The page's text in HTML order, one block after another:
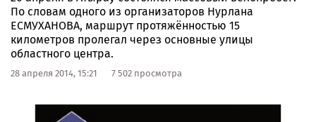
По словам одного из организаторов Нурлана
ЕСМУХАНОВА, маршрут протяжённостью 15
километров пролегал через основные улицы
областного центра.
28 апреля 2014, 15:21 7 502 просмотра